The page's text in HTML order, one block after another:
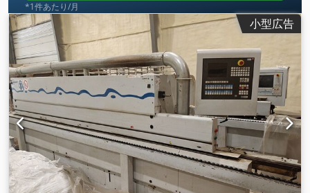
*1件あたり/月
小型広告